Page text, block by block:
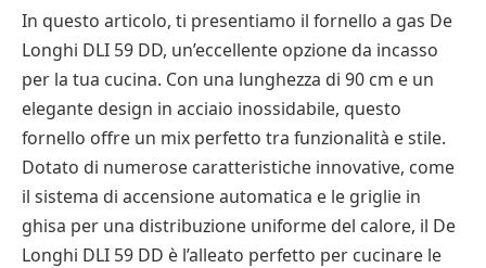
In questo articolo, ti presentiamo il fornello a gas De
Longhi DLI 59 DD, un’eccellente opzione da incasso
per la tua cucina. Con una lunghezza di 90 cm e un
elegante design in acciaio inossidabile, questo
fornello offre un mix perfetto tra funzionalità e stile.
Dotato di numerose caratteristiche innovative, come
il sistema di accensione automatica e le griglie in
ghisa per una distribuzione uniforme del calore, il De
Longhi DLI 59 DD è l’alleato perfetto per cucinare le